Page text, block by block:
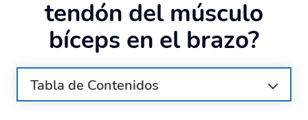
tendón del músculo
bíceps en el brazo?
Tabla de Contenidos